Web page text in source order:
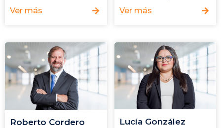
Ver más Ver más
Roberto Cordero Lucía González